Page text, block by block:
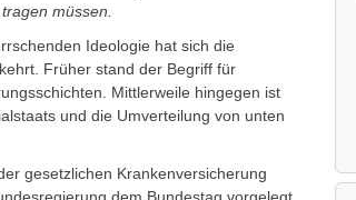
müssen.
Ideologie hat sich die
Früher stand der Begriff für
Mittlerweile hingegen ist
und die Umverteilung von unten
gesetzlichen Krankenversicherung
dem Bundestag vorgelegt